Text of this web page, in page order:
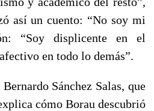
así un cuento: “No soy mi
“Soy displicente en el
en todo lo demás”.
Sánchez Salas, que
cómo Borau descubrió